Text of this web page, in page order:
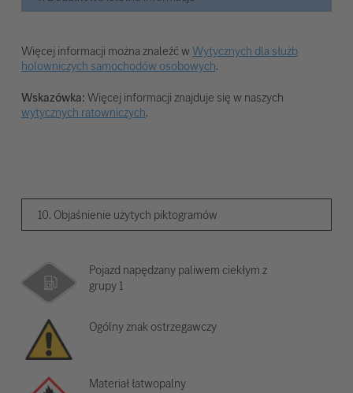
Więcej informacji można znaleźć wWytycznych dla służb
holowniczych samochodów osobowych.
Wskazówka:Więcej informacji znajduje się w naszych
wytycznych ratowniczych.
10. Objaśnienie użytych piktogramów
Pojazd napędzany paliwem ciekłym z
grupy 1
Ogólny znak ostrzegawczy
Materiał łatwopalny